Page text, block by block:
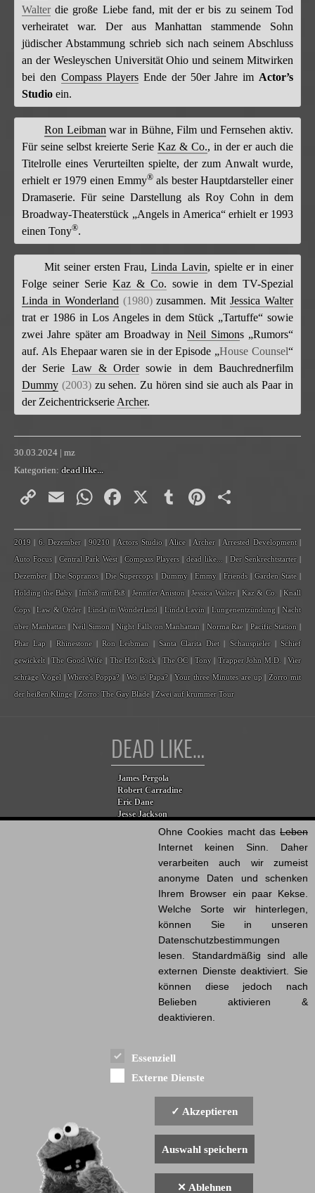
Walterdie große Liebe fand, mit der er bis zu seinem Tod
verheiratet war. Der aus Manhattan stammende Sohn
jüdischer Abstammung schrieb sich nach seinem Abschluss
an der Wesleyschen Universität Ohio und seinem Mitwirken
bei den Compass Players Ende der 50er Jahre im Actor’s
Studio ein.
Ron Leibman war in Bühne, Film und Fernsehen aktiv.
Für seine selbst kreierte Serie Kaz & Co., in der er auch die
Titelrolle eines Verurteilten spielte, der zum Anwalt wurde,
erhielt er 1979 einen Emmy®als bester Hauptdarsteller einer
Dramaserie. Für seine Darstellung als Roy Cohn in dem
Broadway-Theaterstück „Angels in America“ erhielt er 1993
einen Tony®.
Mit seiner ersten Frau,Linda Lavin, spielte er in einer
Folge seiner Serie Kaz & Co. sowie in dem TV-Spezial
Linda in Wonderland (1980)zusammen. MitJessica Walter
trat er 1986 in Los Angeles in dem Stück „Tartuffe“ sowie
zwei Jahre später am Broadway inNeil Simons „Rumors“
auf. Als Ehepaar waren sie in der Episode „House Counsel“
der Serie Law & Ordersowie in dem Bauchrednerfilm
Dummy (2003)zu sehen. Zu hören sind sie auch als Paar in
der Zeichentrickserie Archer.
30.03.2024 | mz
Kategorien:dead like...
CopyEmailWhatsApp
Facebook
X TumblrPinterest
2019 |6. Dezember|90210 |Actors Studio|Alice|Archer|Arrested Development|
Auto Focus|Central Park West|Compass Players|dead like... | Der Senkrechtstarter|
Dezember|Die Sopranos|Die Supercops| Dummy| Emmy| Friends|Garden State|
Holding the Baby |Imbiß mit Biß |Jennifer Aniston |Jessica Walter| Kaz & Co. |Knall
Cops|Law & Order|Linda in Wonderland | Linda Lavin | Lungenentzündung|Nacht
über Manhattan|Neil Simon|Night Falls on Manhattan | Norma Rae| Pacific Station |
Phar Lap | Rhinestone|Ron Leibman | Santa Clarita Diet| Schauspieler|Schief
gewickelt|The Good Wife|The Hot Rock|The OC|Tony|Trapper John M.D. |Vier
schräge Vögel|Where's Poppa?|Wo is' Papa?|Your three Minutes are up|Zorro mit
der heißen Klinge| Zorro: The Gay Blade| Zwei auf krummer Tour
DEAD LIKE…
James Pergola
Robert Carradine
Eric Dane
Jesse Jackson
Billy Steinberg
James G. Robinson
Friedrich G. Beckhaus
James van der Beek
Catherine O’Hara
Gerd Knebel
Stefan Gossler
Roger Allers
Bruce Bilson
Donald Douglas
T.K. Carter
[ mehr ]
Ohne Cookies macht das Leben
Internet keinen Sinn. Daher
verarbeiten auch wir zumeist
anonyme Daten und schenken
Ihrem Browser ein paar Kekse.
Welche Sorte wir hinterlegen,
können Sie in unseren
Datenschutzbestimmungen
lesen. Standardmäßig sind alle
externen Dienste deaktiviert. Sie
können diese jedoch nach
Belieben aktivieren &
deaktivieren.
Essenziell
Externe Dienste
✓ Akzeptieren
Auswahl speichern
✕ Ablehnen